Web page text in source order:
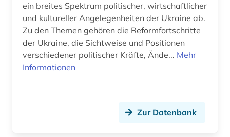
literarische zeitschrift (2)
literatur (3)
ein breites Spektrum politischer, wirtschaftlicher
und kultureller Angelegenheiten der Ukraine ab.
Zu den Themen gehören die Reformfortschritte
der Ukraine, die Sichtweise und Positionen
verschiedener politischer Kräfte, Ände... Mehr
Informationen
Zur Datenbank